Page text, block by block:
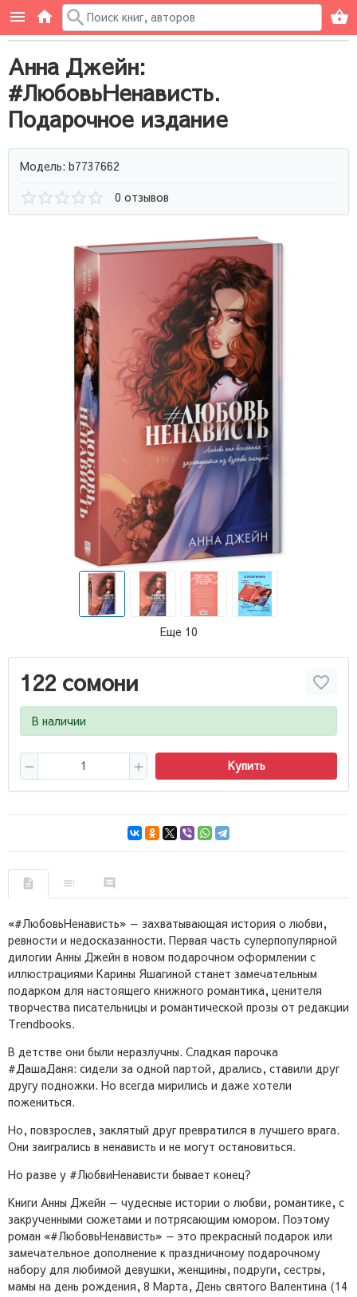
Анна Джейн:
#ЛюбовьНенависть.
Подарочное издание
Модель: b7737662
0 отзывов
Еще 10
122 сомони
В наличии
Купить
«#ЛюбовьНенависть» — захватывающая история о любви,
ревности и недосказанности. Первая часть суперпопулярной
дилогии Анны Джейн в новом подарочном оформлении с
иллюстрациями Карины Яшагиной станет замечательным
подарком для настоящего книжного романтика, ценителя
творчества писательницы и романтической прозы от редакции
Trendbooks.
В детстве они были неразлучны. Сладкая парочка
#ДашаДаня: сидели за одной партой, дрались, ставили друг
другу подножки. Но всегда мирились и даже хотели
пожениться.
Но, повзрослев, заклятый друг превратился в лучшего врага.
Они заигрались в ненависть и не могут остановиться.
Но разве у #ЛюбвиНенависти бывает конец?
Книги Анны Джейн — чудесные истории о любви, романтике, с
закрученными сюжетами и потрясающим юмором. Поэтому
роман «#ЛюбовьНенависть» — это прекрасный подарок или
замечательное дополнение к праздничному подарочному
набору для любимой девушки, женщины, подруги, сестры,
мамы на день рождения, 8 Марта, День святого Валентина (14